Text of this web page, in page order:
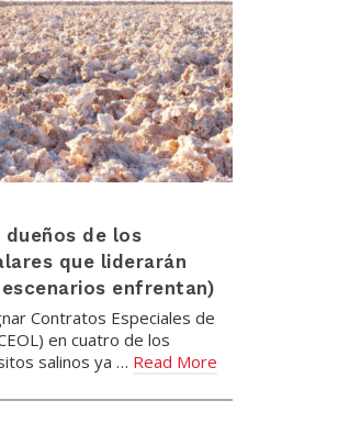
dueños de los
que liderarán
enfrentan)
Contratos Especiales de
en cuatro de los
salinos ya … Read More